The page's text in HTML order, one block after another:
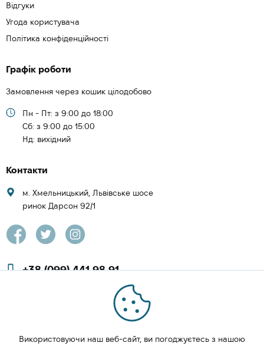
Відгуки
Угода користувача
Політика конфіденційності
Графік роботи
Замовлення через кошик цілодобово
Пн - Пт: з 9:00 до 18:00
Cб: з 9:00 до 15:00
Нд: вихідний
Контакти
м. Хмельницький, Львівське шосе
ринок Дарсон 92/1
+38 (099) 441 98 91
+38 (097) 423 08 00
zachesa86@gmail.com
ЗАМОВИТИ ДЗВІНОК
Використовуючи наш веб-сайт, ви погоджуєтесь з нашою